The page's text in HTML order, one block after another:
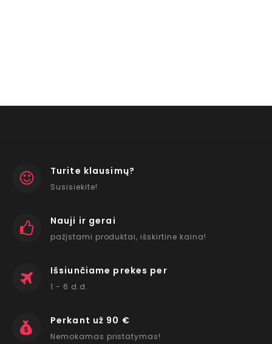
Turite klausimų?
Susisiekite!
Nauji ir gerai
pažįstami produktai, išskirtine kaina!
Išsiunčiame prekes per
1 - 6 d.d.
Perkant už 90 €
Nemokamas pristatymas!